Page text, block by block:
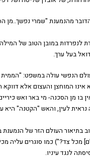
מהנמענת "שמרי נפשך..מן
לנפרדות במובן הטוב של
בעל ערך.
הנפשי עולה במשפט: "הממית
המוחצן והעצום אלא דווקא
בו מן הסכנה- מי באר ואש
לעין, והאש "הקטנה" היא
בתיאור העולם הזר של הנמענת
מכל צד?") כמו סוגרים עליה
לנגד עיניו.